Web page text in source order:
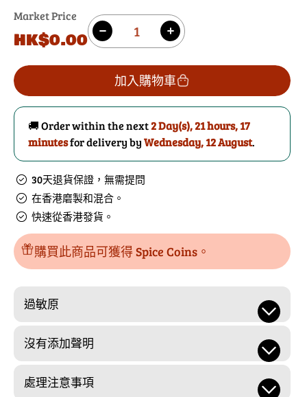
Market Price
原
價
HK$0.00
數
量 減
果
免
費
樣
品
的
數
量
增
腰
果
免
費
樣
品
加入購物車
🚚 Order within the next2 Day(s),21 hours, 17
minutesfor delivery byWednesday, 12 August.
30天退貨保證，無需提問
在香港磨製和混合。
快速從香港發貨。
購買此商品可獲得 Spice Coins。
過敏原
沒有添加聲明
處理注意事項